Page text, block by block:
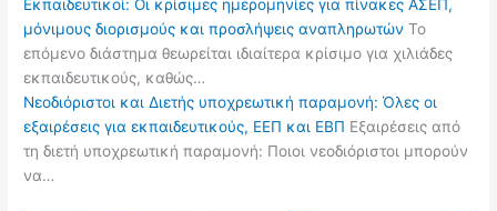
Εκπαιδευτικοί: Οι κρίσιμες ημερομηνίες για πίνακες ΑΣΕΠ,
μόνιμους διορισμούς και προσλήψεις αναπληρωτών Το
επόμενο διάστημα θεωρείται ιδιαίτερα κρίσιμο για χιλιάδες
εκπαιδευτικούς, καθώς…
Νεοδιόριστοι και Διετής υποχρεωτική παραμονή: Όλες οι
εξαιρέσεις για εκπαιδευτικούς, ΕΕΠ και ΕΒΠ Εξαιρέσεις από
τη διετή υποχρεωτική παραμονή: Ποιοι νεοδιόριστοι μπορούν
να…